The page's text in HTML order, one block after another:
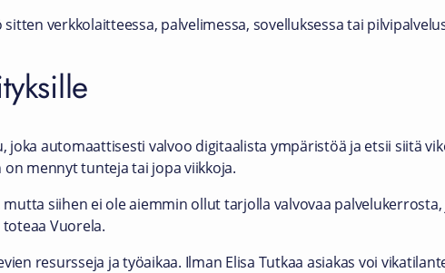
verkkolaitteessa, palvelimessa, sovelluksessa tai
joka automaattisesti valvoo digitaalista ympäristöä ja etsii siitä
mennyt tunteja tai jopa viikkoja.
siihen ei ole aiemmin ollut tarjolla valvovaa palvelukerrosta,
Vuorela.
resursseja ja työaikaa. Ilman Elisa Tutkaa asiakas voi